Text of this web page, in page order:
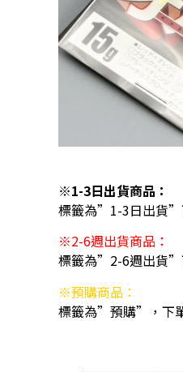
※1-3日出貨商品：
標籤為”1-3日出貨”
※2-6週出貨商品：
標籤為”2-6週出貨”
※預購商品：
標籤為”預購”，下